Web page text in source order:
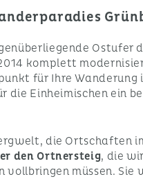
Ostufer
komplett
für Ihre
die Einheimischen ein
die Ortschaften
den Ortnersteig, die
vollbringen müssen.